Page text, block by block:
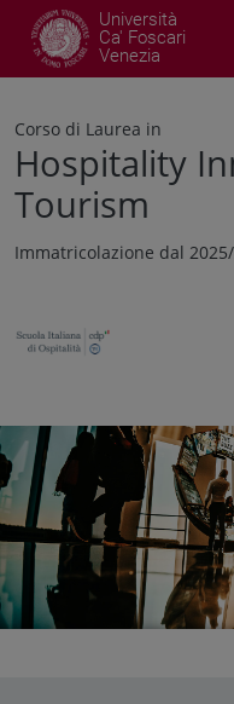
Università
Ca' Foscari
Venezia
Corso di Laurea in
Hospitality
Tourism
Immatricolazione dal